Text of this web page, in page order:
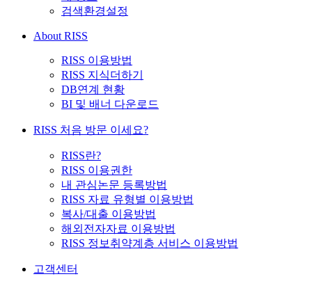
검색환경설정
About RISS
RISS 이용방법
RISS 지식더하기
DB연계 현황
BI 및 배너 다운로드
RISS 처음 방문 이세요?
RISS란?
RISS 이용권한
내 관심논문 등록방법
RISS 자료 유형별 이용방법
복사/대출 이용방법
해외전자자료 이용방법
RISS 정보취약계층 서비스 이용방법
고객센터